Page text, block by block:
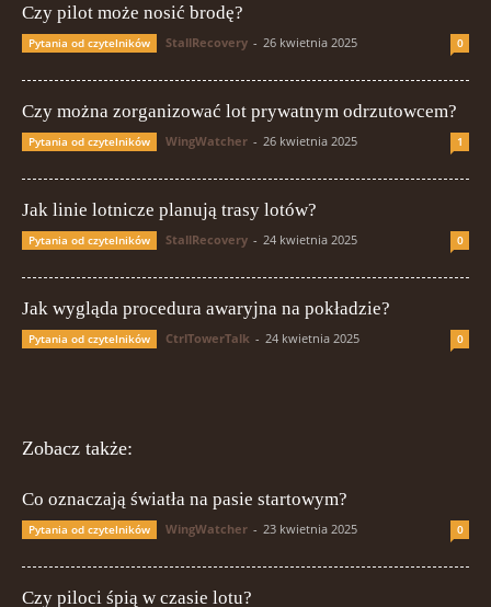
Czy pilot może nosić brodę?
Pytania od czytelników StallRecovery - 26 kwietnia 2025 0
Czy można zorganizować lot prywatnym odrzutowcem?
Pytania od czytelników WingWatcher - 26 kwietnia 2025 1
Jak linie lotnicze planują trasy lotów?
Pytania od czytelników StallRecovery - 24 kwietnia 2025 0
Jak wygląda procedura awaryjna na pokładzie?
Pytania od czytelników CtrlTowerTalk - 24 kwietnia 2025 0
Zobacz także:
Co oznaczają światła na pasie startowym?
Pytania od czytelników WingWatcher - 23 kwietnia 2025 0
Czy piloci śpią w czasie lotu?